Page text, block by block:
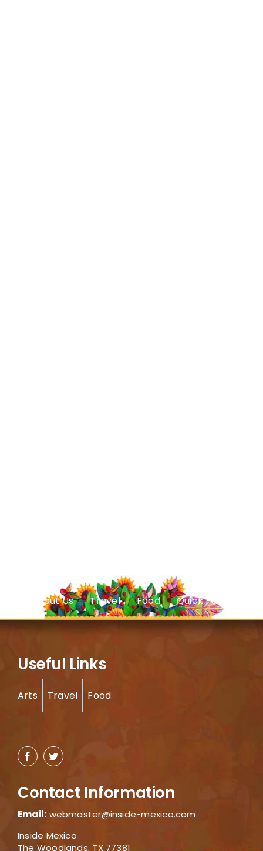
About Us Travel Food Quick Facts
Useful Links
Arts Travel Food
Contact Information
Email: webmaster@inside-mexico.com
Inside Mexico
The Woodlands, TX 77381